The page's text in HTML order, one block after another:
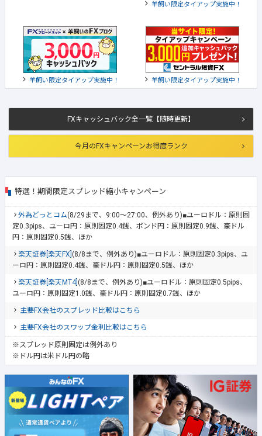
FXキャッシュバック全一覧【随時更新】
今月のFXキャンペーンお得度ランク
特選！期間限定スプレッド縮小キャンペーン
外為どっとコム(8/29まで、9:00～27:00、例外あり)■ユーロドル：原則固
定0.3pips、ユーロ円：原則固定0.4銭、ポンド円：原則固定0.9銭、豪ドル
円：原則固定0.5銭、ほか
楽天証券[楽天FX] (8/8まで、例外あり)■ユーロドル：原則固定0.3pips、ユ
ーロ円：原則固定0.4銭、豪ドル円：原則固定0.5銭、ほか
楽天証券[楽天MT4] (8/8まで、例外あり)■ユーロドル：原則固定0.5pips、
ユーロ円：原則固定1.0銭、豪ドル円：原則固定0.7銭、ほか
主要FX会社のスプレッド比較はこちら
主要FX会社のスワップ金利比較はこちら
※スプレッド原則固定は例外あり
※ドル円は米ドル円の略
羊飼い限定タイアップ実施中！
羊飼い限定タイアップ実施中！ 羊飼い限定タイアップ実施中！